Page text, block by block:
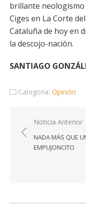
brillante
Ciges en La Corte
Cataluña de hoy en
la descojo-nación.
SANTIAGO
Categoría: Opinión
Navegación
de
entradas
Noticia Anterior
NADA MÁS QUE
EMPUJONCITO